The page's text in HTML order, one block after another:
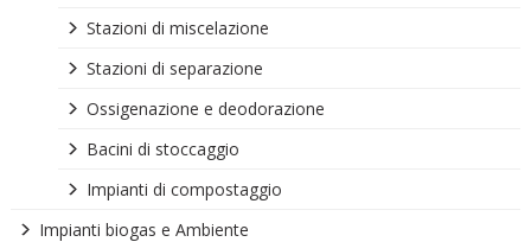
Stazioni di miscelazione
Stazioni di separazione
Ossigenazione e deodorazione
Bacini di stoccaggio
Impianti di compostaggio
Impianti biogas e Ambiente